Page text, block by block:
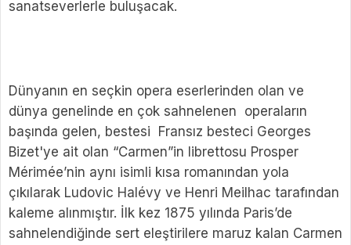
sanatseverlerle buluşacak.
Dünyanın en seçkin opera eserlerinden olan ve
dünya genelinde en çok sahnelenen operaların
başında gelen, bestesi Fransız besteci Georges
Bizet'ye ait olan “Carmen”in librettosu Prosper
Mérimée’nin aynı isimli kısa romanından yola
çıkılarak Ludovic Halévy ve Henri Meilhac tarafından
kaleme alınmıştır. İlk kez 1875 yılında Paris’de
sahnelendiğinde sert eleştirilere maruz kalan Carmen